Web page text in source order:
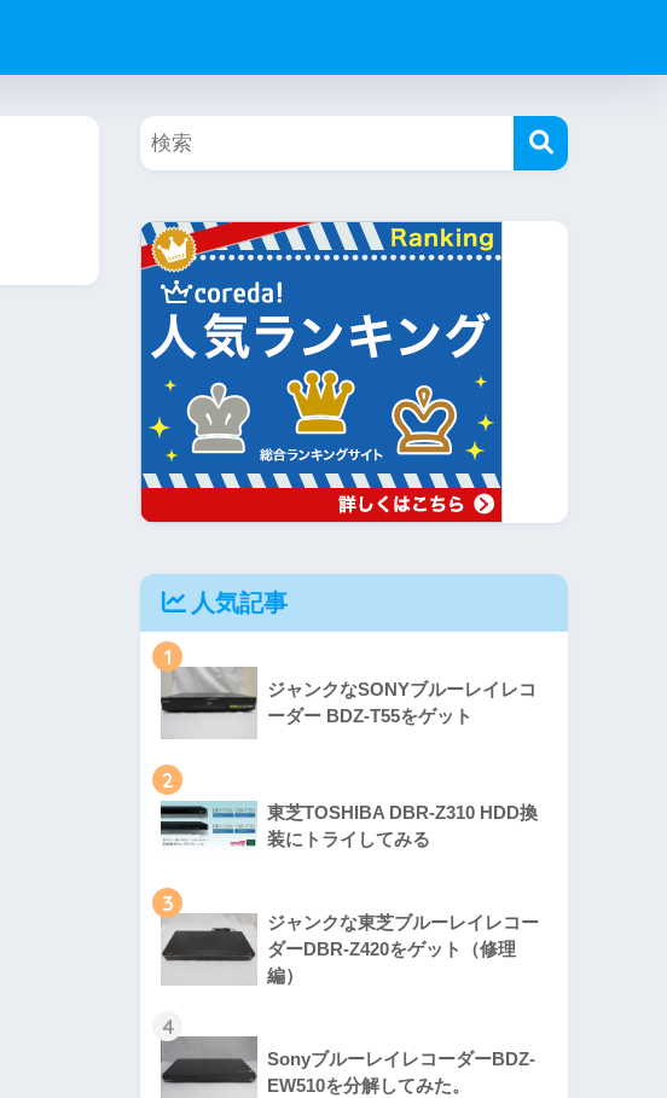
人気記事
1
ジャンクなSONYブルーレイレコ
ーダー BDZ-T55をゲット
2
東芝TOSHIBA DBR-Z310 HDD換
装にトライしてみる
3
ジャンクな東芝ブルーレイレコー
ダーDBR-Z420をゲット（修理
編）
4
SonyブルーレイレコーダーBDZ-
EW510を分解してみた。